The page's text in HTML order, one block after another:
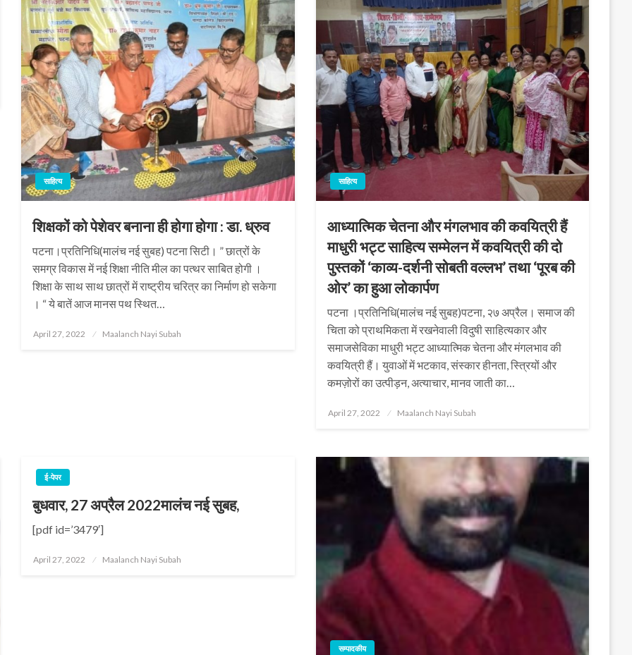
साहित्य
शिक्षकों को पेशेवर बनाना ही होगा होगा : डा. ध्रुव
पटना।प्रतिनिधि(मालंच नई सुबह) पटना सिटी। ” छात्रों के
समग्र विकास में नई शिक्षा नीति मील का पत्थर साबित होगी ।
शिक्षा के साथ साथ छात्रों में राष्ट्रीय चरित्र का निर्माण हो सकेगा
। “ ये बातें आज मानस पथ स्थित…
Posted
April 27, 2022 Maalanch Nayi Subah
साहित्य
आध्यात्मिक चेतना और मंगलभाव की कवयित्री हैं
माधुरी भट्ट साहित्य सम्मेलन में कवयित्री की दो
पुस्तकों ‘काव्य-दर्शनी सोबती वल्लभ’ तथा ‘पूरब की
ओर’ का हुआ लोकार्पण
पटना ।प्रतिनिधि(मालंच नई सुबह)पटना, २७ अप्रैल। समाज की
चिता को प्राथमिकता में रखनेवाली विदुषी साहित्यकार और
समाजसेविका माधुरी भट्ट आध्यात्मिक चेतना और मंगलभाव की
कवयित्री हैं। युवाओं में भटकाव, संस्कार हीनता, स्त्रियों और
कमज़ोरों का उत्पीड़न, अत्याचार, मानव जाती का…
Posted
April 27, 2022 Maalanch Nayi Subah
ई-पेपर
बुधवार, 27 अप्रैल 2022मालंच नई सुबह,
[pdf id=’3479′]
Posted
April 27, 2022 Maalanch Nayi Subah
सम्पादकीय